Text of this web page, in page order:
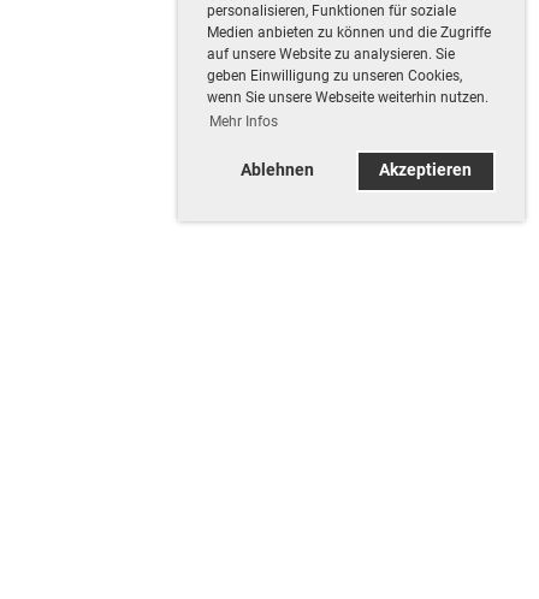
personalisieren, Funktionen für soziale
Medien anbieten zu können und die Zugriffe
auf unsere Website zu analysieren. Sie
geben Einwilligung zu unseren Cookies,
wenn Sie unsere Webseite weiterhin nutzen.
Mehr Infos
Ablehnen Akzeptieren